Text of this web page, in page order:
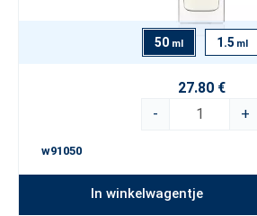
50 ml 1.5 ml
27.80 €
-
+
w91050
In winkelwagentje